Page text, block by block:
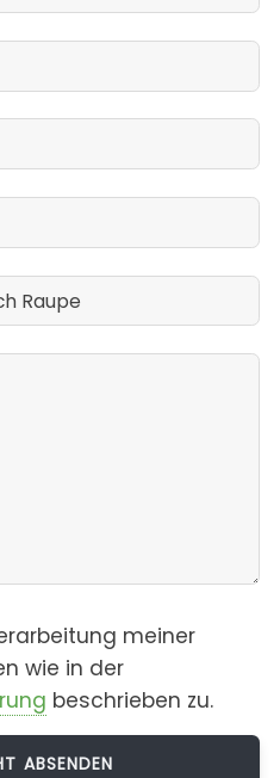
meiner
wie in der
beschrieben zu.